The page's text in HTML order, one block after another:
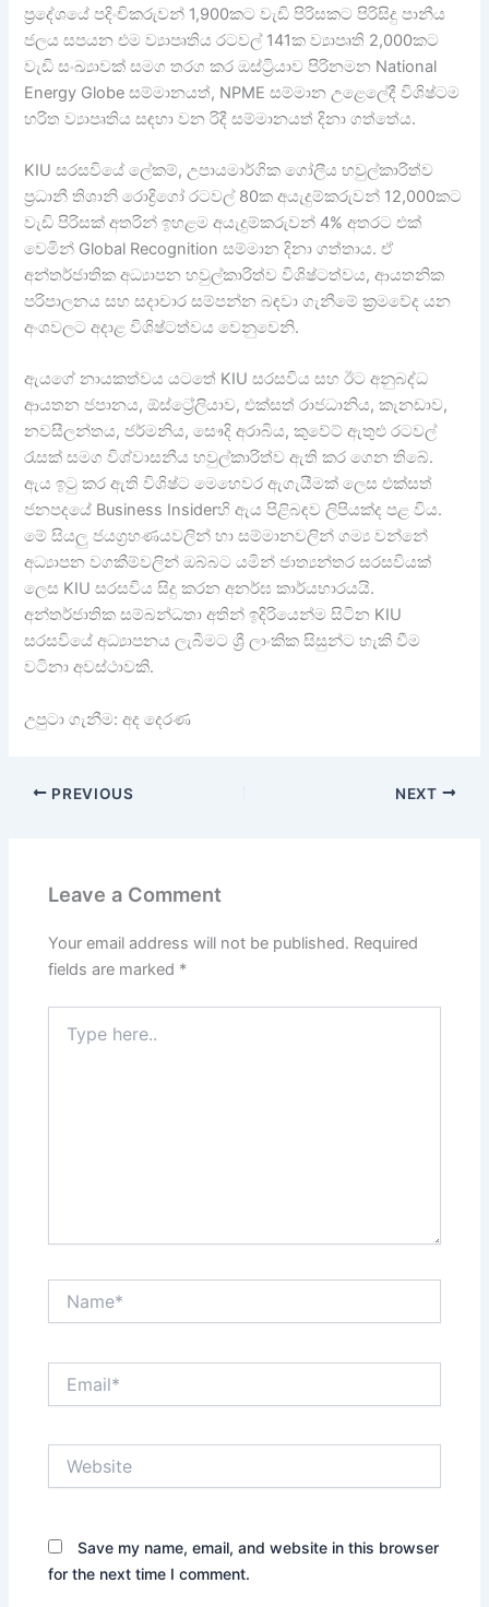
ප්‍රදේශයේ පදිංචිකරුවන් 1,900කට වැඩි පිරිසකට පිරිසිදු පානීය
ජලය සපයන එම ව්‍යාපෘතිය රටවල් 141ක ව්‍යාපෘති 2,000කට
වැඩි සංඛ්‍යාවක් සමග තරග කර ඔස්ට්‍රියාව පිරිනමන National
Energy Globe සම්මානයත්, NPME සම්මාන උළෙලේදී විශිෂ්ටම
හරිත ව්‍යාපෘතිය සඳහා වන රිදී සම්මානයත් දිනා ගත්තේය.
KIU සරසවියේ ලේකම්, උපායමාර්ගික ගෝලීය හවුල්කාරිත්ව
ප්‍රධානී තිශානි රොද්‍රිගෝ රටවල් 80ක අයැදුම්කරුවන් 12,000කට
වැඩි පිරිසක් අතරින් ඉහළම අයැදුම්කරුවන් 4% අතරට එක්
වෙමින් Global Recognition සම්මාන දිනා ගත්තාය. ඒ
අන්තර්ජාතික අධ්‍යාපන හවුල්කාරිත්ව විශිෂ්ටත්වය, ආයතනික
පරිපාලනය සහ සදාචාර සම්පන්න බඳවා ගැනීමේ ක්‍රමවේද යන
අංශවලට අදාළ විශිෂ්ටත්වය වෙනුවෙනි.
ඇයගේ නායකත්වය යටතේ KIU සරසවිය සහ ඊට අනුබද්ධ
ආයතන ජපානය, ඕස්ට්‍රේලියාව, එක්සත් රාජධානිය, කැනඩාව,
නවසීලන්තය, ජර්මනිය, සෞදි අරාබිය, කුවේට් ඇතුළු රටවල්
රැසක් සමග විශ්වාසනීය හවුල්කාරිත්ව ඇති කර ගෙන තිබේ.
ඇය ඉටු කර ඇති විශිෂ්ට මෙහෙවර ඇගැයීමක් ලෙස එක්සත්
ජනපදයේ Business Insiderහි ඇය පිළිබඳව ලිපියක්ද පළ විය.
මේ සියලු ජයග්‍රහණයවලින් හා සම්මානවලින් ගම්‍ය වන්නේ
අධ්‍යාපන වගකීම්වලින් ඔබ්බට යමින් ජාත්‍යන්තර සරසවියක්
ලෙස KIU සරසවිය සිදු කරන අනර්ඝ කාර්යභාරයයි.
අන්තර්ජාතික සම්බන්ධතා අතින් ඉදිරියෙන්ම සිටින KIU
සරසවියේ අධ්‍යාපනය ලැබීමට ශ්‍රී ලාංකික සිසුන්ට හැකි වීම
වටිනා අවස්ථාවකි.
උපුටා ගැනීම: අද දෙරණ
PREVIOUS NEXT
Leave a Comment
Your email address will not be published. Required
fields are marked *
here..
Save my name, email, and website in this browser
for the next time I comment.